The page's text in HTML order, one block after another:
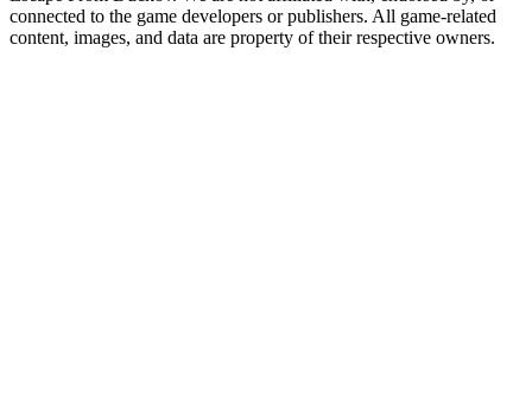
connected to the game developers or publishers. All game-related
content, images, and data are property of their respective owners.